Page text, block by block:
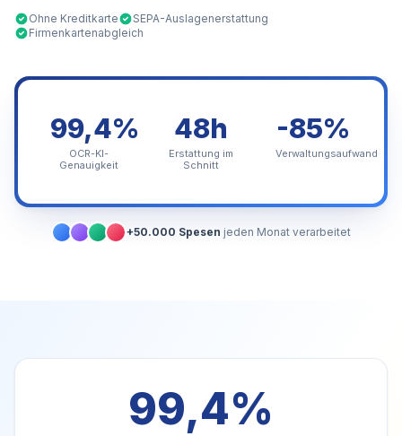
Ohne Kreditkarte
SEPA-Auslagenerstattung
Firmenkartenabgleich
99,4%
OCR-KI-
Genauigkeit
48h
Erstattung im
Schnitt
-85%
Verwaltungsaufwand
+50.000 Spesen jeden Monat verarbeitet
99,4%